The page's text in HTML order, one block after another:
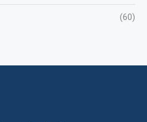
(60)